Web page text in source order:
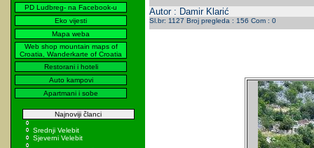
PD Ludbreg- na Facebook-u
Eko vijesti
Mapa weba
Web shop mountain maps of
Croatia, Wanderkarte of Croatia
Restorani i hoteli
Auto kampovi
Apartmani i sobe
Najnoviji članci
Srednji Velebit
Sjeverni Velebit
Autor : Damir Klarić
Sl.br: 1127 Broj pregleda : 156 Com : 0